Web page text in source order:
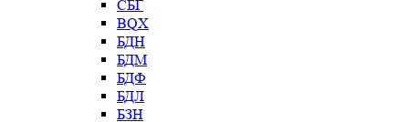
СБГ
BQX
БДН
БДМ
БДФ
БДЛ
БЗН